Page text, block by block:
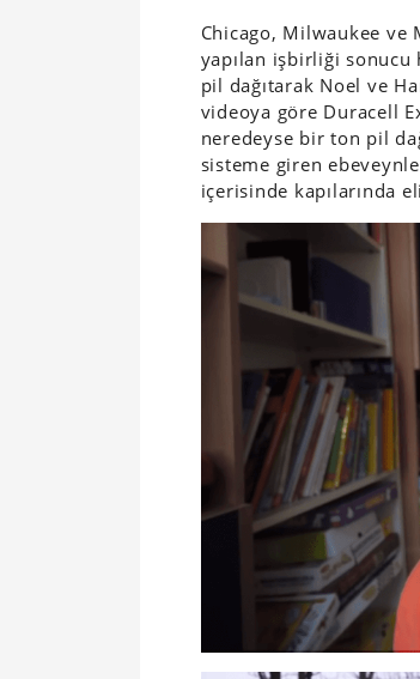
Chicago, Milwaukee ve
yapılan işbirliği sonucu
pil dağıtarak Noel ve
videoya göre Duracell
neredeyse bir ton pil
sisteme giren
içerisinde kapılarında